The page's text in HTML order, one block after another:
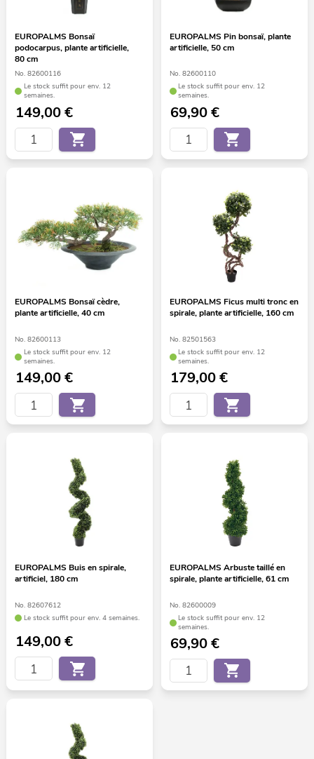
EUROPALMS Bonsaï
podocarpus, plante artificielle,
80 cm
No. 82600116
Le stock suffit pour env. 12
semaines.
149,00€
EUROPALMS Pin bonsaï, plante
artificielle, 50 cm
No. 82600110
Le stock suffit pour env. 12
semaines.
69,90€
EUROPALMS Bonsaï cèdre,
plante artificielle, 40 cm
No. 82600113
Le stock suffit pour env. 12
semaines.
149,00€
EUROPALMS Ficus multi tronc en
spirale, plante artificielle, 160 cm
No. 82501563
Le stock suffit pour env. 12
semaines.
179,00€
EUROPALMS Buis en spirale,
artificiel, 180 cm
No. 82607612
Le stock suffit pour env. 4 semaines.
149,00€
EUROPALMS Arbuste taillé en
spirale, plante artificielle, 61 cm
No. 82600009
Le stock suffit pour env. 12
semaines.
69,90€